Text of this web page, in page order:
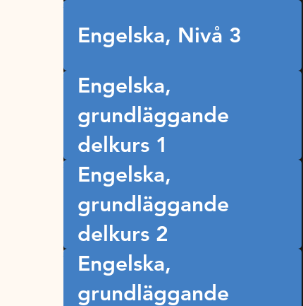
Engelska, Nivå 3
Engelska,
grundläggande
delkurs 1
Engelska,
grundläggande
delkurs 2
Engelska,
grundläggande